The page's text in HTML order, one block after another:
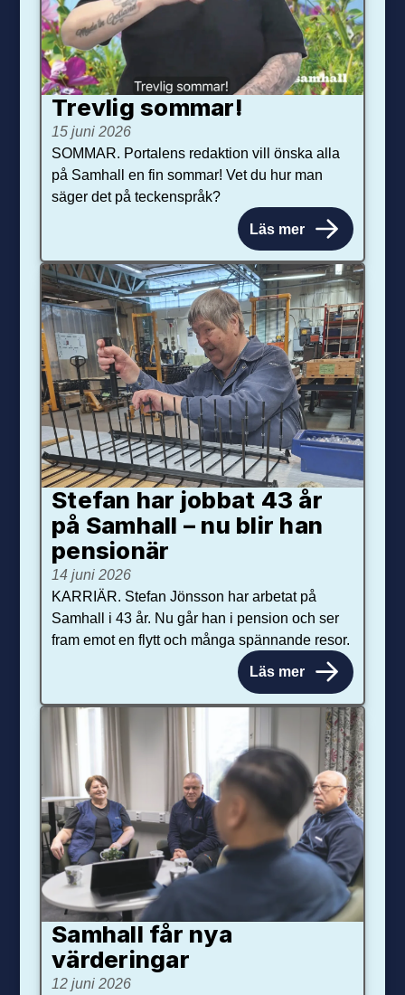
Trevlig sommar!
15 juni 2026
SOMMAR. Portalens redaktion vill önska alla
på Samhall en fin sommar! Vet du hur man
säger det på teckenspråk?
Läs mer
Stefan har jobbat 43 år
på Samhall – nu blir han
pensionär
14 juni 2026
KARRIÄR. Stefan Jönsson har arbetat på
Samhall i 43 år. Nu går han i pension och ser
fram emot en flytt och många spännande resor.
Läs mer
Samhall får nya
värdering­ar
12 juni 2026